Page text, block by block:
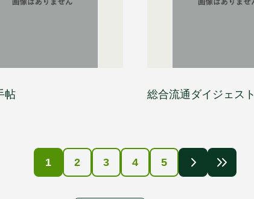
帖 総合流通ダイジェスト
1 2 3 4 5